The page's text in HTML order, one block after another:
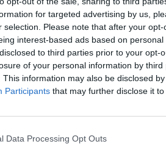
for targeted advertising by us,
selection. Please note that after your
interest-based ads based on
to third parties prior to your opt-
of your personal information by third
This information may also be disclosed
Participants that may further disclose it
Data Processing Opt Outs
úgy tettem,
volna meg
hát, ez
magam,
még az életkedvem is elment (
), ha azonban a szívem
nőiesség, a tűz és a kecsesség